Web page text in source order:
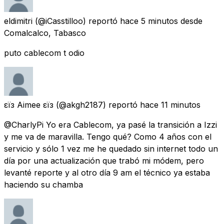
eldimitri (@iCasstilloo) reportó hace 5 minutos desde
Comalcalco, Tabasco
puto cablecom t odio
εїз Aimee εїз (@akgh2187) reportó hace 11 minutos
@CharlyPi Yo era Cablecom, ya pasé la transición a Izzi
y me va de maravilla. Tengo qué? Como 4 años con el
servicio y sólo 1 vez me he quedado sin internet todo un
día por una actualización que trabó mi módem, pero
levanté reporte y al otro día 9 am el técnico ya estaba
haciendo su chamba